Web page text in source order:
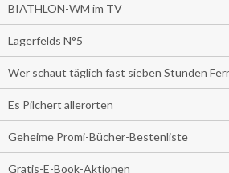
BIATHLON-WM im TV
Lagerfelds N°5
Wer schaut täglich fast sieben Stunden
Es Pilchert allerorten
Geheime Promi-Bücher-Bestenliste
Gratis-E-Book-Aktionen